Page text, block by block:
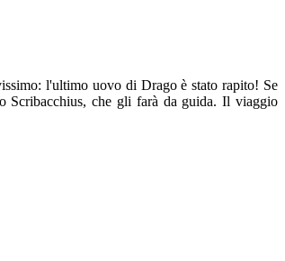
l'ultimo uovo di Drago è stato rapito! Se
Scribacchius, che gli farà da guida. Il viaggio